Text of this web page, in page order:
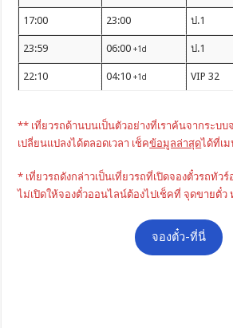
17:00 23:00 ป.1
23:59 06:00+1d ป.1
22:10 04:10+1d VIP 32
** เที่ยวรถด้านบนเป็นตัวอย่างที่เราค้นจากระบบ
เปลี่ยนแปลงได้ตลอดเวลา เช็คข้อมูลล่าสุดได้ที่เ
* เที่ยวรถดังกล่าวเป็นเที่ยวรถที่เปิดจองตั๋วรถทัว
ไม่เปิดให้จองตั๋วออนไลน์ต้องไปเช็คที่ จุดขายตั๋ว
จองตั๋ว-ที่นี่